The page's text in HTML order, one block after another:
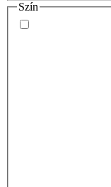
Szín